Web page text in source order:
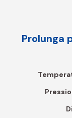
Prolunga